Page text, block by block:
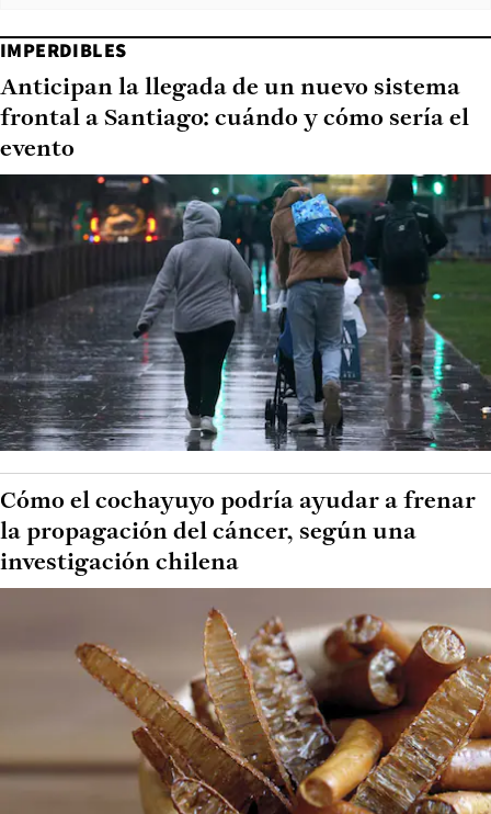
IMPERDIBLES
Anticipan la llegada de un nuevo sistema
frontal a Santiago: cuándo y cómo sería el
evento
Cómo el cochayuyo podría ayudar a frenar
la propagación del cáncer, según una
investigación chilena